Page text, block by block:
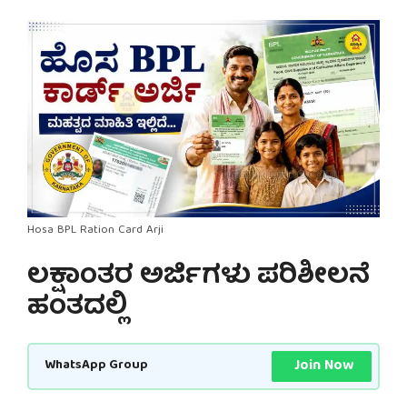
Hosa BPL Ration Card Arji
ಲಕ್ಷಾಂತರ ಅರ್ಜಿಗಳು ಪರಿಶೀಲನೆ
ಹಂತದಲ್ಲಿ
WhatsApp Group Join Now